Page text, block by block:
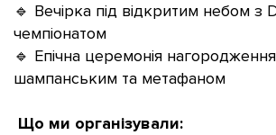
🔹 Вечірка під відкритим небом з
чемпіонатом
🔹 Епічна церемонія
шампанським та метафаном
Що ми організували: